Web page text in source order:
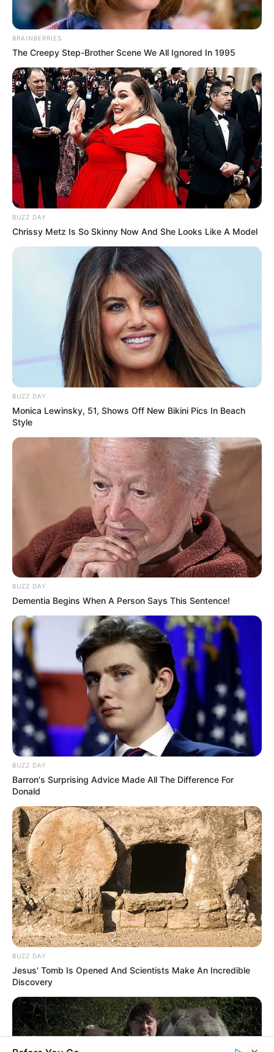
BRAINBERRIES
The Creepy Step-Brother Scene We All Ignored In 1995
BUZZ DAY
Chrissy Metz Is So Skinny Now And She Looks Like A Model
BUZZ DAY
Monica Lewinsky, 51, Shows Off New Bikini Pics In Beach
Style
BUZZ DAY
Dementia Begins When A Person Says This Sentence!
BUZZ DAY
Barron's Surprising Advice Made All The Difference For
Donald
BUZZ DAY
Jesus' Tomb Is Opened And Scientists Make An Incredible
Discovery